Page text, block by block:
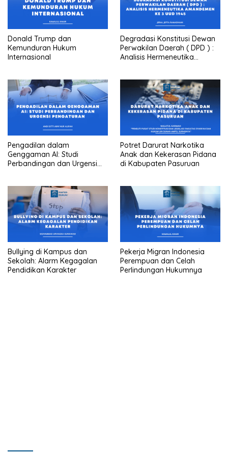
Donald Trump dan
Kemunduran Hukum
Internasional
Degradasi Konstitusi Dewan
Perwakilan Daerah ( DPD ) :
Analisis Hermeneutika
Pengadilan dalam
Genggaman AI: Studi
Perbandingan dan Urgensi
Potret Darurat Narkotika
Anak dan Kekerasan Pidana
di Kabupaten Pasuruan
Bullying di Kampus dan
Sekolah: Alarm Kegagalan
Pendidikan Karakter
Pekerja Migran Indonesia
Perempuan dan Celah
Perlindungan Hukumnya